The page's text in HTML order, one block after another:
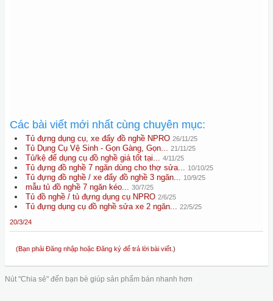
Các bài viết mới nhất cùng chuyên mục:
Tủ đựng dụng cụ, xe đẩy đồ nghề NPRO 26/11/25
Tủ Dụng Cụ Vệ Sinh - Gọn Gàng, Gọn... 21/11/25
Tủ/kệ để dụng cụ đồ nghề giá tốt tại... 4/11/25
Tủ đựng đồ nghề 7 ngăn dùng cho thợ sửa... 10/10/25
Tủ đựng đồ nghề / xe đẩy đồ nghề 3 ngăn... 10/9/25
mẫu tủ đồ nghề 7 ngăn kéo... 30/7/25
Tủ đồ nghề / tủ đựng dụng cụ NPRO 2/6/25
Tủ đựng dụng cụ đồ nghề sửa xe 2 ngăn... 22/5/25
20/3/24
(Bạn phải Đăng nhập hoặc Đăng ký để trả lời bài viết.)
Nút "Chia sẻ" đến bạn bè giúp sản phẩm bán nhanh hơn